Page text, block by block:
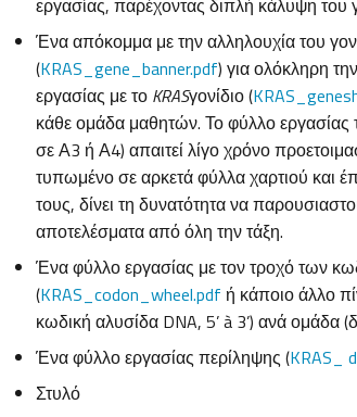
εργασίας, παρέχοντας διπλή κάλυψη του
Ένα απόκομμα με την αλληλουχία του
(KRAS_gene_banner.pdf) για ολόκληρη
εργασίας με το KRASγονίδιο (
κάθε ομάδα μαθητών. Το φύλλο
σε Α3 ή Α4) απαιτεί λίγο χρόνο
τυπωμένο σε αρκετά φύλλα χαρτιού και
τους, δίνει τη δυνατότητα να
αποτελέσματα από όλη την τάξη.
Ένα φύλλο εργασίας με τον τροχό των
(KRAS_codon_wheel.pdf ή κάποιο άλλο
κωδική αλυσίδα DNA, 5’ à 3’) ανά ομάδα
Ένα φύλλο εργασίας περίληψης (KRAS_
Στυλό